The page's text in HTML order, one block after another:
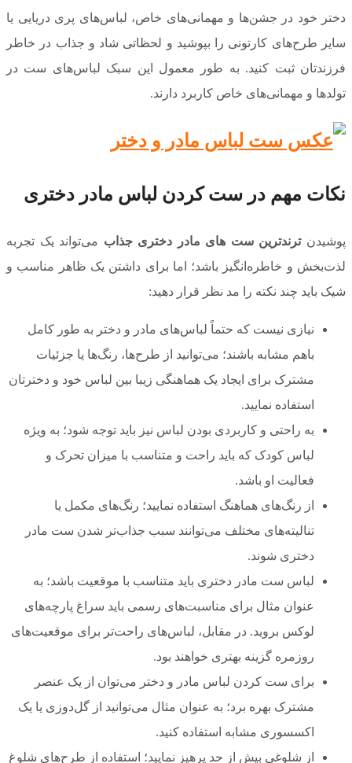
دختر خود در جشن‌ها و مهمانی‌های خاص، لباس‌های پری دریایی یا
سایر طرح‌های کارتونی را بپوشید و لحظاتی شاد و جذاب در خاطر
فرزندتان ثبت کنید. به طور معمول این سبک لباس‌های ست در
تولد‌ها و مهمانی‌های خاص کاربرد دارند.
نکات مهم در ست کردن لباس مادر دختری
پوشیدنترندترین ست های مادر دختری جذاب می‌تواند یک تجربه
لذت‌بخش و خاطره‌انگیز باشد؛ اما برای داشتن یک ظاهر مناسب و
شیک باید چند نکته را مد نظر قرار دهید:
نیازی نیست که حتماً لباس‌های مادر و دختر به طور کامل
باهم مشابه باشند؛ می‌توانید از طرح‌ها، رنگ‌ها یا جزئیات
مشترک برای ایجاد یک هماهنگی زیبا بین لباس خود و دخترتان
استفاده نمایید.
به راحتی و کاربردی بودن لباس نیز باید توجه شود؛ به ویژه
لباس کودک که باید راحت و متناسب با میزان تحرک و
فعالیت او باشد.
از رنگ‌های هماهنگ استفاده نمایید؛ رنگ‌های مکمل یا
تنالیته‌های مختلف می‌توانند سبب جذاب‌تر شدن ست مادر
دختری شوند.
لباس ست مادر دختری باید متناسب با موقعیت باشد؛ به
عنوان مثال برای مناسبت‌های رسمی باید سراغ پارچه‌های
لوکس بروید. در مقابل، لباس‌های راحت‌تر برای موقعیت‌های
روزمره گزینه بهتری خواهند بود.
برای ست کردن لباس مادر و دختر می‌توان از یک عنصر
مشترک بهره برد؛ به عنوان مثال می‌توانید از گل‌دوزی یا یک
اکسسوری مشابه استفاده کنید.
از شلوغی بیش از حد پرهیز نمایید؛ استفاده از طرح‌های شلوغ